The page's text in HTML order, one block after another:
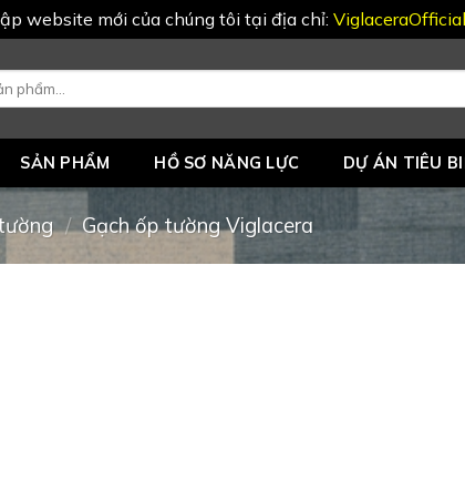
website mới của chúng tôi tại địa chỉ:
SẢN PHẨM HỒ SƠ NĂNG LỰC DỰ ÁN TIÊU
/ Gạch ốp tường Viglacera